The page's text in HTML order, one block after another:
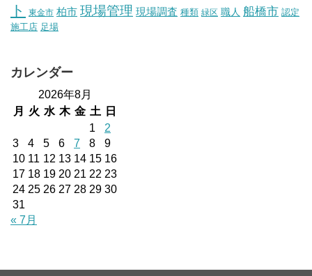
ト
東金市 柏市 現場管理 現場調査 種類 緑区 職人 船橋市 認定
施工店 足場
カレンダー
2026年8月
月
火 水 木 金 土
日
1
2
3
4 5 6 7 8
9
10 11 12 13 14 15 16
17 18 19 20 21 22 23
24 25 26 27 28 29 30
31
« 7月